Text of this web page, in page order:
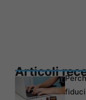
Articoli